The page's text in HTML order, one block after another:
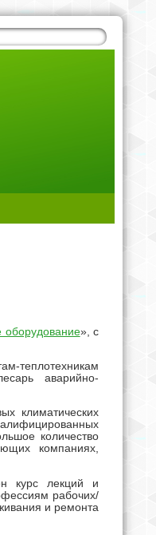
оборудование», с
теплотехникам
аварийно-
климатических
количество
компаниях,
курс лекций и
рабочих/
и ремонта